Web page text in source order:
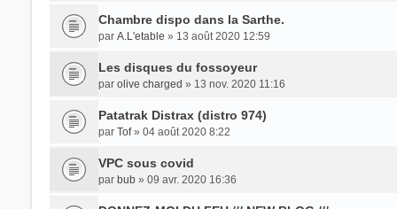
Chambre dispo dans la Sarthe.
par A.L'etable » 13 août 2020 12:59
Les disques du fossoyeur
par olive charged » 13 nov. 2020 11:16
Patatrak Distrax (distro 974)
par Tof» 04 août 2020 8:22
VPC sous covid
par bub» 09 avr. 2020 16:36